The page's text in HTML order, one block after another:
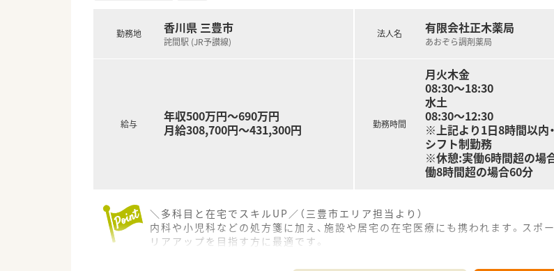
■観音寺エリアに3店舗、三豊エリアに5店舗、善通寺エリアに1店舗ドミナント展
■社長も日々現場に出ておられ就業されているので現場の状況も把握されていま
■在宅業務にも日々取り組まれており、地域に必要とされる医療を提供できるよ
等々…
勤務地 香川県 三豊市
詫間駅 (JR予讃線)
給与
年収500万円～690万円
月給308,700円～431,300円
法人名 有限会社正木薬局
あおぞら調剤薬局
勤務時間
月火木金
08:30～18:30
水土
08:30～12:30
※上記より1日8時間以内
シフト制勤務
※休憩:実働6時間超の場
働8時間超の場合60分
＼多科目と在宅でスキルUP／（三豊市エリア担当より）
内科や小児科などの処方箋に加え、施設や居宅の在宅医療にも携われます。スポ
リアアップを目指す方に最適です。